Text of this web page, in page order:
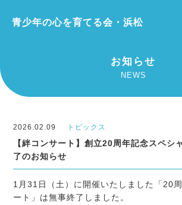
青少年の心を育てる会・浜松
お知らせ
NEWS
2026.02.09 トピックス
【絆コンサート】創立20周年記念スペシ
了のお知らせ
1月31日（土）に開催いたしました「20
ート」は無事終了しました。